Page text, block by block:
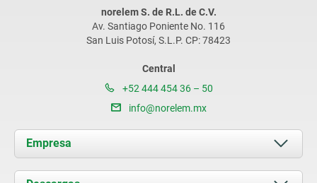
norelem S. de R.L. de C.V.
Av. Santiago Poniente No. 116
San Luis Potosí, S.L.P. CP: 78423
Central
+52 444 454 36 – 50
info@norelem.mx
Empresa
Acerca de nosotros